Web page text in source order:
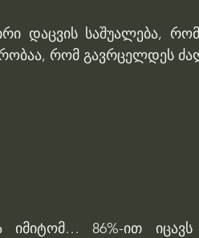
დაცვის საშუალება,
რომ გავრცელდეს
86%-ით იცავს